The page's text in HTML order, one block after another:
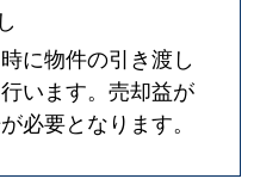
に物件の引き渡し
います。売却益が
必要となります。